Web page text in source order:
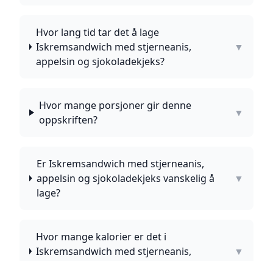
Hvor lang tid tar det å lage
Iskremsandwich med stjerneanis,
appelsin og sjokoladekjeks?
▼
Hvor mange porsjoner gir denne
oppskriften?
▼
Er Iskremsandwich med stjerneanis,
appelsin og sjokoladekjeks vanskelig å
lage?
▼
Hvor mange kalorier er det i
Iskremsandwich med stjerneanis,
▼